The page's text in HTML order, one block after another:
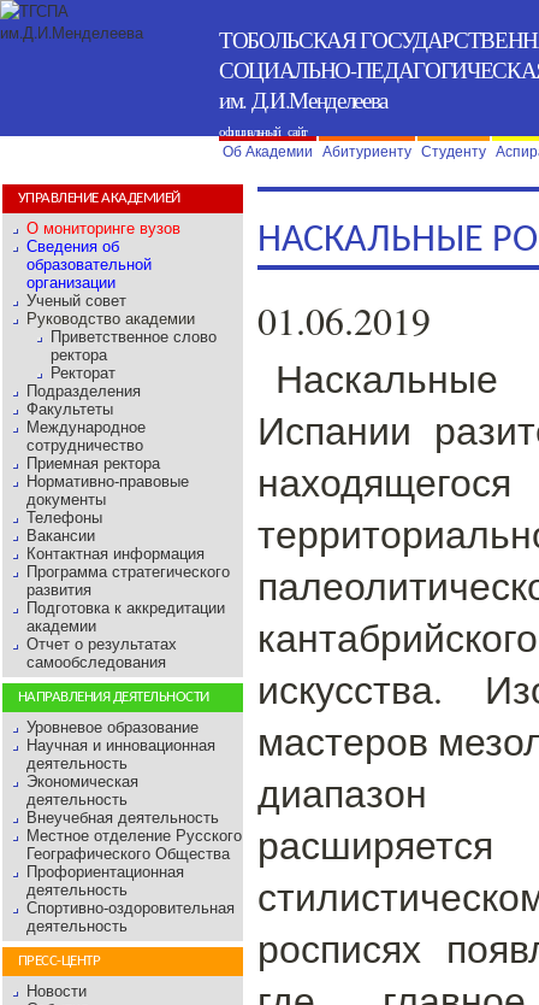
ТОБОЛЬСКАЯ
СОЦИАЛЬНО-
им. Д.И.Менделеева
официальный сайт
Об Академии
Абитуриенту Студенту
УПРАВЛЕНИЕ АКАДЕМИЕЙ
О мониторинге вузов
Сведения об
образовательной
организации
Ученый совет
Руководство академии
Приветственное слово
ректора
Ректорат
Подразделения
Факультеты
Международное
сотрудничество
Приемная ректора
Нормативно-правовые
документы
Телефоны
Вакансии
Контактная информация
Программа стратегического
развития
Подготовка к аккредитации
академии
Отчет о результатах
самообследования
НАПРАВЛЕНИЯ ДЕЯТЕЛЬНОСТИ
Уровневое образование
Научная и инновационная
деятельность
Экономическая
деятельность
Внеучебная деятельность
Местное отделение Русского
Географического Общества
Профориентационная
деятельность
Спортивно-оздоровительная
деятельность
ПРЕСС-ЦЕНТР
Новости
НАСКАЛЬНЫЕ
01.06.2019
Наскальные
Испании
искусства.
мастеров
диапазон
росписях